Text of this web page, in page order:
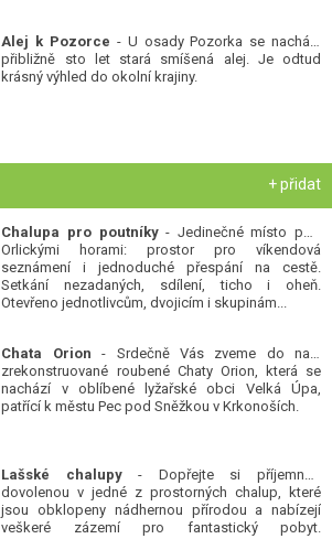
Alej k Pozorce - U osady Pozorka se nachází
přibližně sto let stará smíšená alej. Je odtud
krásný výhled do okolní krajiny.
+ přidat
Chalupa pro poutníky- Jedinečné místo pod
Orlickými horami: prostor pro víkendová
seznámení i jednoduché přespání na cestě.
Setkání nezadaných, sdílení, ticho i oheň.
Otevřeno jednotlivcům, dvojicím i skupinám...
Chata Orion - Srdečně Vás zveme do naší
zrekonstruované roubené Chaty Orion, která se
nachází v oblíbené lyžařské obci Velká Úpa,
patřící k městu Pec pod Sněžkou v Krkonoších.
Lašské chalupy- Dopřejte si příjemnou
dovolenou v jedné z prostorných chalup, které
jsou obklopeny nádhernou přírodou a nabízejí
veškeré zázemí pro fantastický pobyt.